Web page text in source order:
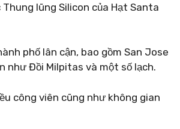
lũng Silicon của Hạt Santa
phố lân cận, bao gồm San Jose
như Đồi Milpitas và một số lạch.
công viên cũng như không gian